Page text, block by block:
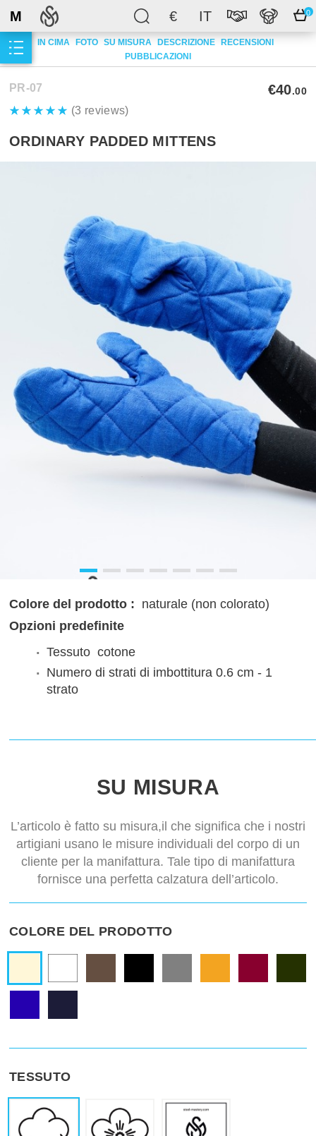
€ IT 0
M
IN CIMA FOTO SU MISURA DESCRIZIONE
RECENSIONI
PUBBLICAZIONI
PR-07
(3 reviews)
€40.00
ORDINARY PADDED MITTENS
Colore del prodotto : naturale (non colorato)
Opzioni predefinite
Tessuto cotone
Numero di strati di imbottitura 0.6 cm - 1
strato
SU MISURA
L’articolo è fatto su misura,il che significa che i nostri
artigiani usano le misure individuali del corpo di un
cliente per la manifattura. Tale tipo di manifattura
fornisce una perfetta calzatura dell’articolo.
COLORE DEL PRODOTTO
TESSUTO